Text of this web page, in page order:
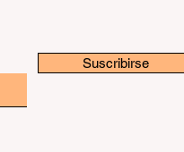
Suscribirse